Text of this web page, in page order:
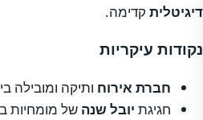
דיגיטלית קדימה.
נקודות עיקריות
חברת אירוח ותיקה ומובילה
חגיגת יובל שנה של מומחיות